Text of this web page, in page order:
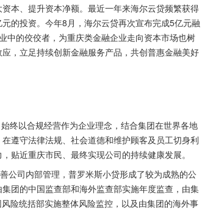
本、提升资本净额。最近一年来海尔云贷频繁获得
的投资。今年8月，海尔云贷再次宣布完成5亿元融
中的佼佼者，为重庆类金融企业走向资本市场也树
，立足持续创新金融服务产品，共创普惠金融美好
终以合规经营作为企业理念，结合集团在世界各地
遵守法律法规、社会道德和维护顾客及员工切身利
贴近重庆市民、最终实现公司的持续健康发展。
公司内部管理，普罗米斯小贷形成了较为成熟的公
团的中国监查部和海外监查部实施年度监查，由集
险统括部实施整体风险监控，以及由集团的海外事